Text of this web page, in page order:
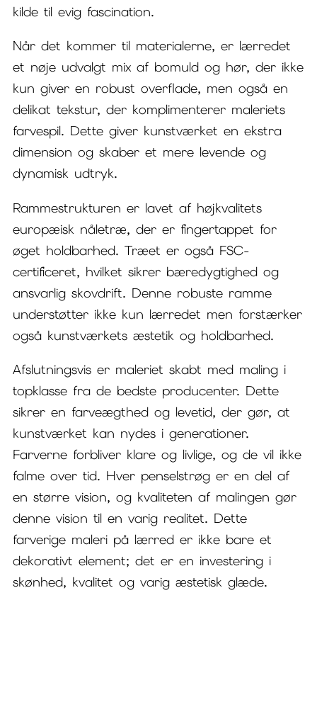
kilde til evig fascination.
Når det kommer til materialerne, er lærredet
et nøje udvalgt mix af bomuld og hør, der ikke
kun giver en robust overflade, men også en
delikat tekstur, der komplimenterer maleriets
farvespil. Dette giver kunstværket en ekstra
dimension og skaber et mere levende og
dynamisk udtryk.
Rammestrukturen er lavet af højkvalitets
europæisk nåletræ, der er fingertappet for
øget holdbarhed. Træet er også FSC-
certificeret, hvilket sikrer bæredygtighed og
ansvarlig skovdrift. Denne robuste ramme
understøtter ikke kun lærredet men forstærker
også kunstværkets æstetik og holdbarhed.
Afslutningsvis er maleriet skabt med maling i
topklasse fra de bedste producenter. Dette
sikrer en farveægthed og levetid, der gør, at
kunstværket kan nydes i generationer.
Farverne forbliver klare og livlige, og de vil ikke
falme over tid. Hver penselstrøg er en del af
en større vision, og kvaliteten af malingen gør
denne vision til en varig realitet. Dette
farverige maleri på lærred er ikke bare et
dekorativt element; det er en investering i
skønhed, kvalitet og varig æstetisk glæde.